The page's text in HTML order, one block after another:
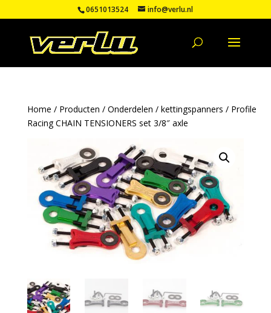
0651013524 info@verlu.nl
Home / Producten / Onderdelen / kettingspanners / Profile
Racing CHAIN TENSIONERS set 3/8″ axle